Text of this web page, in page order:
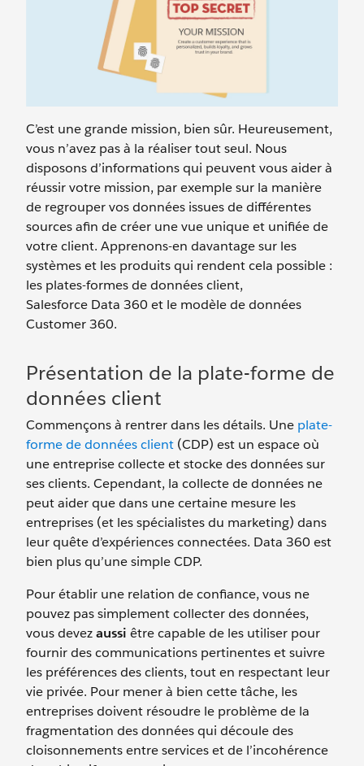
C’est une grande mission, bien sûr. Heureusement,
vous n’avez pas à la réaliser tout seul. Nous
disposons d’informations qui peuvent vous aider à
réussir votre mission, par exemple sur la manière
de regrouper vos données issues de différentes
sources afin de créer une vue unique et unifiée de
votre client. Apprenons-en davantage sur les
systèmes et les produits qui rendent cela possible :
les plates-formes de données client,
Salesforce Data 360 et le modèle de données
Customer 360.
Présentation de la plate-forme de
données client
Commençons à rentrer dans les détails. Une plate-
forme de données client (CDP) est un espace où
une entreprise collecte et stocke des données sur
ses clients. Cependant, la collecte de données ne
peut aider que dans une certaine mesure les
entreprises (et les spécialistes du marketing) dans
leur quête d’expériences connectées. Data 360 est
bien plus qu’une simple CDP.
Pour établir une relation de confiance, vous ne
pouvez pas simplement collecter des données,
vous devezaussi être capable de les utiliser pour
fournir des communications pertinentes et suivre
les préférences des clients, tout en respectant leur
vie privée. Pour mener à bien cette tâche, les
entreprises doivent résoudre le problème de la
fragmentation des données qui découle des
cloisonnements entre services et de l’incohérence